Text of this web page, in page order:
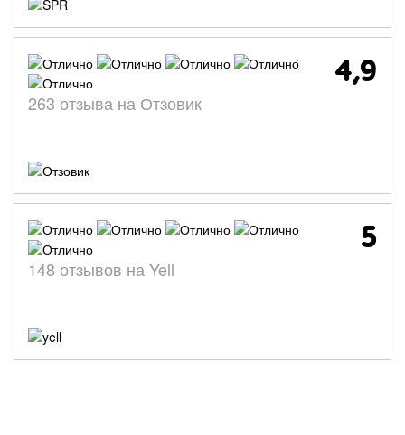
4,9
263 отзыва на Отзовик
5
148 отзывов на Yell